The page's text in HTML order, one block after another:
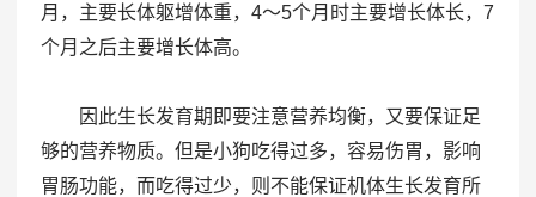
月，主要长体躯增体重，4～5个月时主要增长体长，7
个月之后主要增长体高。
因此生长发育期即要注意营养均衡，又要保证足
够的营养物质。但是小狗吃得过多，容易伤胃，影响
胃肠功能，而吃得过少，则不能保证机体生长发育所